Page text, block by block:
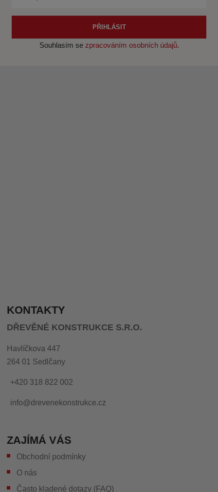
PŘIHLÁSIT
Souhlasím se zpracováním osobních údajů.
KONTAKTY
DŘEVĚNÉ KONSTRUKCE S.R.O.
Havlíčkova 447
264 01 Sedlčany
+420 318 822 002
info@drevenekonstrukce.cz
ZAJÍMÁ VÁS
Obchodní podmínky
O nás
Často kladené dotazy (FAQ)